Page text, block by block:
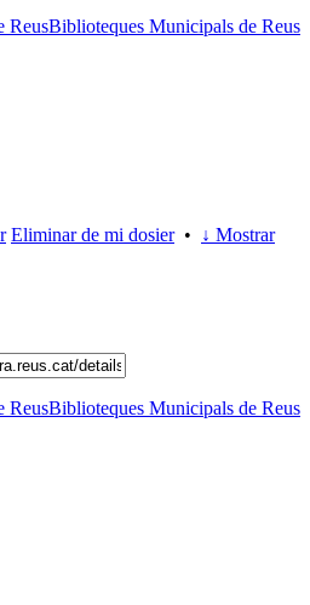
Biblioteques Municipals de Reus
Eliminar de mi dosier•
↓ Mostrar
Biblioteques Municipals de Reus